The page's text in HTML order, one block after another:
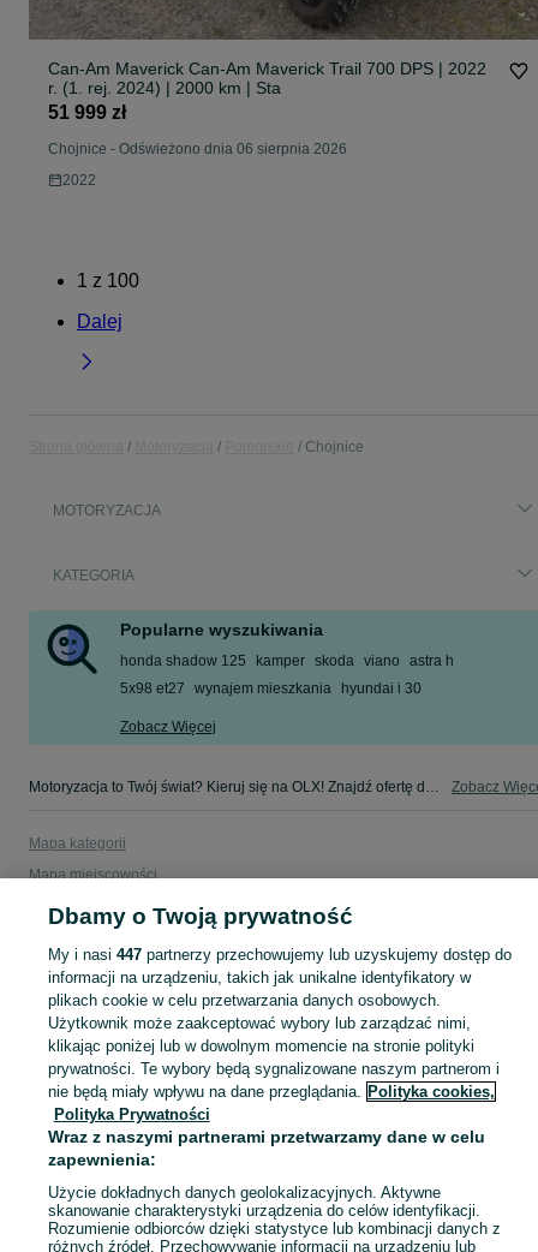
Can-Am Maverick Can-Am Maverick Trail 700 DPS | 2022
r. (1. rej. 2024) | 2000 km | Sta
51 999 zł
Chojnice - Odświeżono dnia 06 sierpnia 2026
2022
1 z 100
Dalej
Chojnice
MOTORYZACJA
KATEGORIA
Popularne wyszukiwania
honda shadow 125 kamper skoda viano
astra h
5x98 et27
wynajem mieszkania hyundai i 30
Zobacz Więcej
Motoryzacja to Twój świat? Kieruj się na OLX! Znajdź ofertę dla siebie w kategorii Motoryzacja na OLX - Chojnice i okolice! Zobacz
Mapa kategorii
Mapa miejscowości
Mapa ministron
Dbamy o Twoją prywatność
My i nasi 447partnerzy przechowujemy lub uzyskujemy dostęp do
informacji na urządzeniu, takich jak unikalne identyfikatory w
plikach cookie w celu przetwarzania danych osobowych.
Użytkownik może zaakceptować wybory lub zarządzać nimi,
klikając poniżej lub w dowolnym momencie na stronie polityki
prywatności. Te wybory będą sygnalizowane naszym partnerom i
nie będą miały wpływu na dane przeglądania. Polityka cookies,
Polityka Prywatności
Wraz z naszymi partnerami przetwarzamy dane w celu
zapewnienia:
Użycie dokładnych danych geolokalizacyjnych. Aktywne
skanowanie charakterystyki urządzenia do celów identyfikacji.
Rozumienie odbiorców dzięki statystyce lub kombinacji danych z
różnych źródeł. Przechowywanie informacji na urządzeniu lub